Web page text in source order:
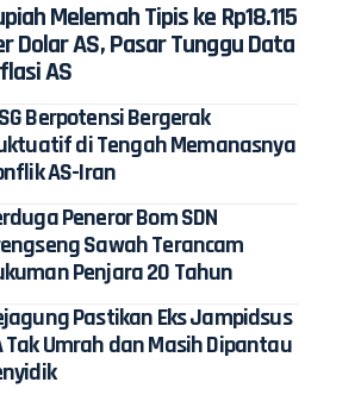
Melemah Tipis ke Rp18.115
Dolar AS, Pasar Tunggu Data
AS
Berpotensi Bergerak
di Tengah Memanasnya
AS-Iran
Peneror Bom SDN
Sawah Terancam
Penjara 20 Tahun
Pastikan Eks Jampidsus
Tak Umrah dan Masih Dipantau